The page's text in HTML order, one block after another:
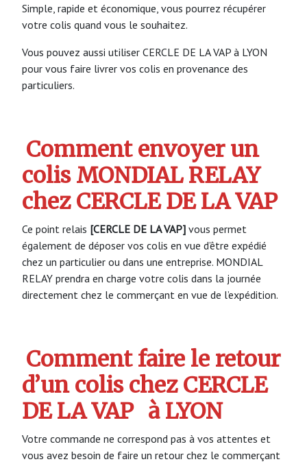
Simple, rapide et économique, vous pourrez récupérer
votre colis quand vous le souhaitez.
Vous pouvez aussi utiliser CERCLE DE LA VAP à LYON
pour vous faire livrer vos colis en provenance des
particuliers.
Comment envoyer un
colis MONDIAL RELAY
chez CERCLE DE LA VAP
Ce point relais [CERCLE DE LA VAP] vous permet
également de déposer vos colis en vue d’être expédié
chez un particulier ou dans une entreprise. MONDIAL
RELAY prendra en charge votre colis dans la journée
directement chez le commerçant en vue de l’expédition.
Comment faire le retour
d’un colis chez CERCLE
DE LA VAP à LYON
Votre commande ne correspond pas à vos attentes et
vous avez besoin de faire un retour chez le commerçant